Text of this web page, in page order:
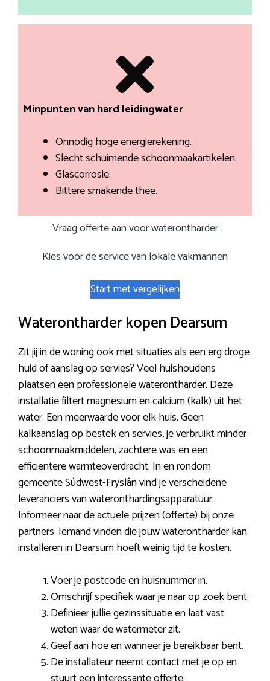
Minpunten van hard leidingwater
Onnodig hoge energierekening.
Slecht schuimende schoonmaakartikelen.
Glascorrosie.
Bittere smakende thee.
Vraag offerte aan voor waterontharder
Kies voor de service van lokale vakmannen
Start met vergelijken
Waterontharder kopen Dearsum
Zit jij in de woning ook met situaties als een erg droge
huid of aanslag op servies? Veel huishoudens
plaatsen een professionele waterontharder. Deze
installatie filtert magnesium en calcium (kalk) uit het
water. Een meerwaarde voor elk huis. Geen
kalkaanslag op bestek en servies, je verbruikt minder
schoonmaakmiddelen, zachtere was en een
efficiëntere warmteoverdracht. In en rondom
gemeente Súdwest-Fryslân vind je verscheidene
leveranciers van wateronthardingsapparatuur.
Informeer naar de actuele prijzen (offerte) bij onze
partners. Iemand vinden die jouw waterontharder kan
installeren in Dearsum hoeft weinig tijd te kosten.
Voer je postcode en huisnummer in.
Omschrijf specifiek waar je naar op zoek bent.
Definieer jullie gezinssituatie en laat vast
weten waar de watermeter zit.
Geef aan hoe en wanneer je bereikbaar bent.
De installateur neemt contact met je op en